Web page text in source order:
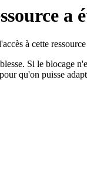
a
à cette
Si le blocage
qu'on puisse